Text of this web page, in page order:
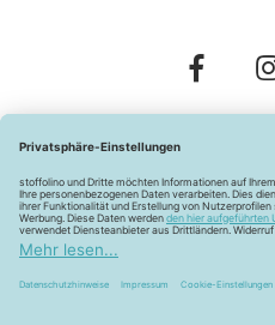
Widerrufsbelehrung
Barrierefreiheitserklärung